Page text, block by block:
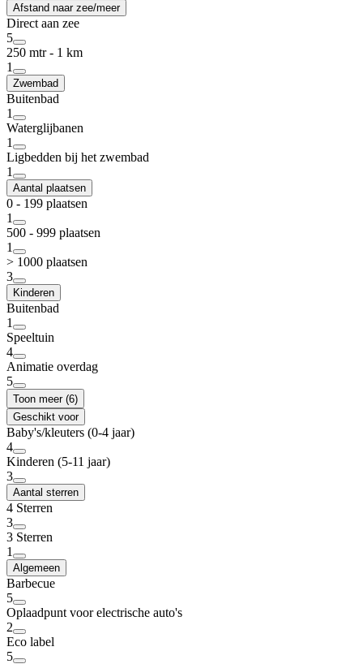
Afstand naar zee/meer
Direct aan zee
5
250 mtr - 1 km
1
Zwembad
Buitenbad
1
Waterglijbanen
1
Ligbedden bij het zwembad
1
Aantal plaatsen
0 - 199 plaatsen
1
500 - 999 plaatsen
1
> 1000 plaatsen
3
Kinderen
Buitenbad
1
Speeltuin
4
Animatie overdag
5
Toon meer (6)
Geschikt voor
Baby's/kleuters (0-4 jaar)
4
Kinderen (5-11 jaar)
3
Aantal sterren
4 Sterren
3
3 Sterren
1
Algemeen
Barbecue
5
Oplaadpunt voor electrische auto's
2
Eco label
5